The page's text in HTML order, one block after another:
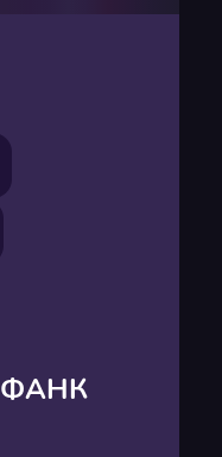
ФАНК